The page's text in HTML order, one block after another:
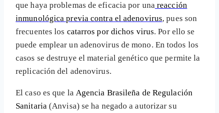
que haya problemas de eficacia por unareacción
inmunológica previa contra el adenovirus, pues son
frecuentes los catarros por dichos virus. Por ello se
puede emplear un adenovirus de mono. En todos los
casos se destruye el material genético que permite la
replicación del adenovirus.
El caso es que la Agencia Brasileña de Regulación
Sanitaria(Anvisa) se ha negado a autorizar su